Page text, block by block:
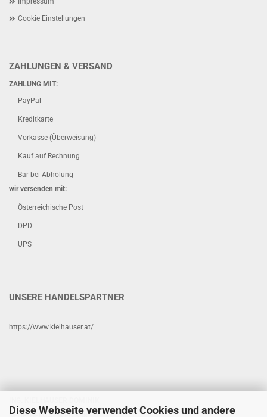
Diese Webseite verwendet Cookies und andere
Cookie Einstellungen
ZAHLUNGEN & VERSAND
ZAHLUNG MIT:
PayPal
Kreditkarte
Vorkasse (Überweisung)
Kauf auf Rechnung
Bar bei Abholung
wir versenden mit:
Österreichische Post
DPD
UPS
UNSERE HANDELSPARTNER
https://www.kielhauser.at/